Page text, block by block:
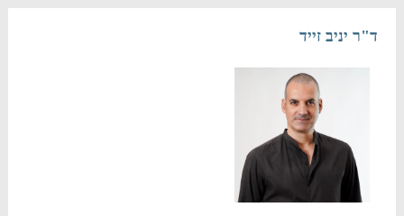
ד"ר יניב זייד